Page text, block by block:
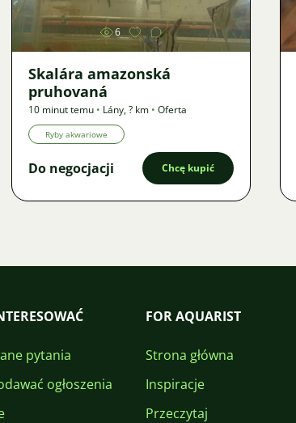
6
Skalára amazonská
pruhovaná
10 minut temu • Lány,? km • Oferta
Ryby akwariowe
Do negocjacji Chcę kupić
pytania
ogłoszenia
FOR AQUARIST
Strona główna
Inspiracje
Przeczytaj